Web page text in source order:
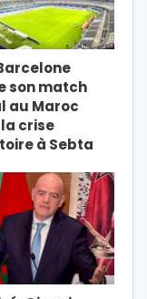
son match
au Maroc
crise
à Sebta